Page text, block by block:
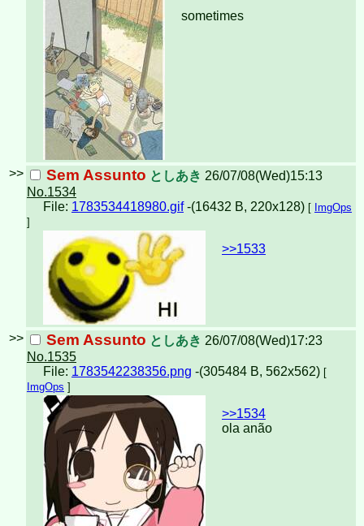
sometimes
>> Sem Assunto としあき 26/07/08(Wed)15:13
No.1534
File: 1783534418980.gif-(16432 B, 220x128) [ ImgOps
]
>>1533
>> Sem Assunto としあき 26/07/08(Wed)17:23
No.1535
File: 1783542238356.png -(305484 B, 562x562) [
ImgOps ]
>>1534
ola anão